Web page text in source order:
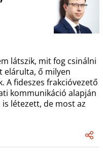
látszik, mit fog csinálni
elárulta, ő milyen
A fideszes frakcióvezető
kommunikáció alapján
létezett, de most az